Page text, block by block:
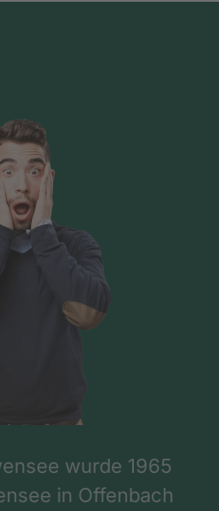
wurde 1965
in Offenbach